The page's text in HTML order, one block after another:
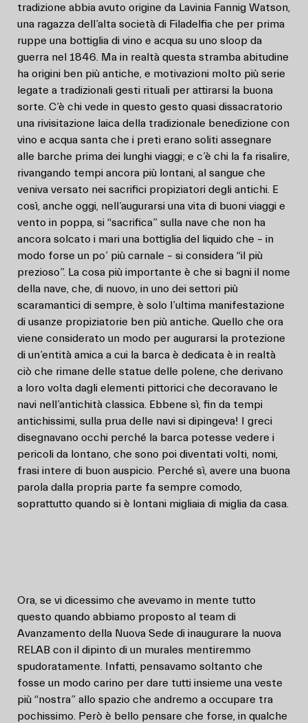
tradizione abbia avuto origine da Lavinia Fannig Watson,
una ragazza dell’alta società di Filadelfia che per prima
ruppe una bottiglia di vino e acqua su uno sloop da
guerra nel 1846. Ma in realtà questa stramba abitudine
ha origini ben più antiche, e motivazioni molto più serie
legate a tradizionali gesti rituali per attirarsi la buona
sorte. C’è chi vede in questo gesto quasi dissacratorio
una rivisitazione laica della tradizionale benedizione con
vino e acqua santa che i preti erano soliti assegnare
alle barche prima dei lunghi viaggi; e c’è chi la fa risalire,
rivangando tempi ancora più lontani, al sangue che
veniva versato nei sacrifici propiziatori degli antichi. E
così, anche oggi, nell’augurarsi una vita di buoni viaggi e
vento in poppa, si “sacrifica” sulla nave che non ha
ancora solcato i mari una bottiglia del liquido che – in
modo forse un po’ più carnale – si considera “il più
prezioso”. La cosa più importante è che si bagni il nome
della nave, che, di nuovo, in uno dei settori più
scaramantici di sempre, è solo l’ultima manifestazione
di usanze propiziatorie ben più antiche. Quello che ora
viene considerato un modo per augurarsi la protezione
di un’entità amica a cui la barca è dedicata è in realtà
ciò che rimane delle statue delle polene, che derivano
a loro volta dagli elementi pittorici che decoravano le
navi nell’antichità classica. Ebbene sì, fin da tempi
antichissimi, sulla prua delle navi si dipingeva! I greci
disegnavano occhi perché la barca potesse vedere i
pericoli da lontano, che sono poi diventati volti, nomi,
frasi intere di buon auspicio. Perché sì, avere una buona
parola dalla propria parte fa sempre comodo,
soprattutto quando si è lontani migliaia di miglia da casa.
Ora, se vi dicessimo che avevamo in mente tutto
questo quando abbiamo proposto al team di
Avanzamento della Nuova Sede di inaugurare la nuova
RELAB con il dipinto di un murales mentiremmo
spudoratamente. Infatti, pensavamo soltanto che
fosse un modo carino per dare tutti insieme una veste
più “nostra” allo spazio che andremo a occupare tra
pochissimo. Però è bello pensare che forse, in qualche